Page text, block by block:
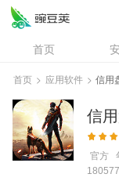
首页
资讯
问答
首页 > 应用软件 > 信用
信
官方